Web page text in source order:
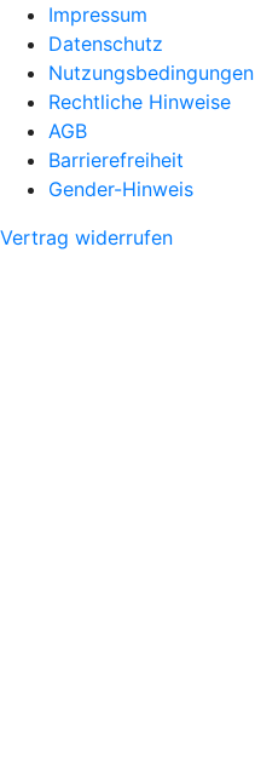
Impressum
Datenschutz
Nutzungsbedingungen
Rechtliche Hinweise
AGB
Barrierefreiheit
Gender-Hinweis
Vertrag widerrufen